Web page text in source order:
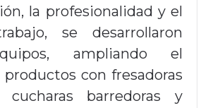
la profesionalidad y el
se desarrollaron
ampliando el
con fresadoras
cucharas barredoras y